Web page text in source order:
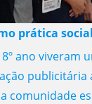
prática social
ano viveram
publicitária
comunidade